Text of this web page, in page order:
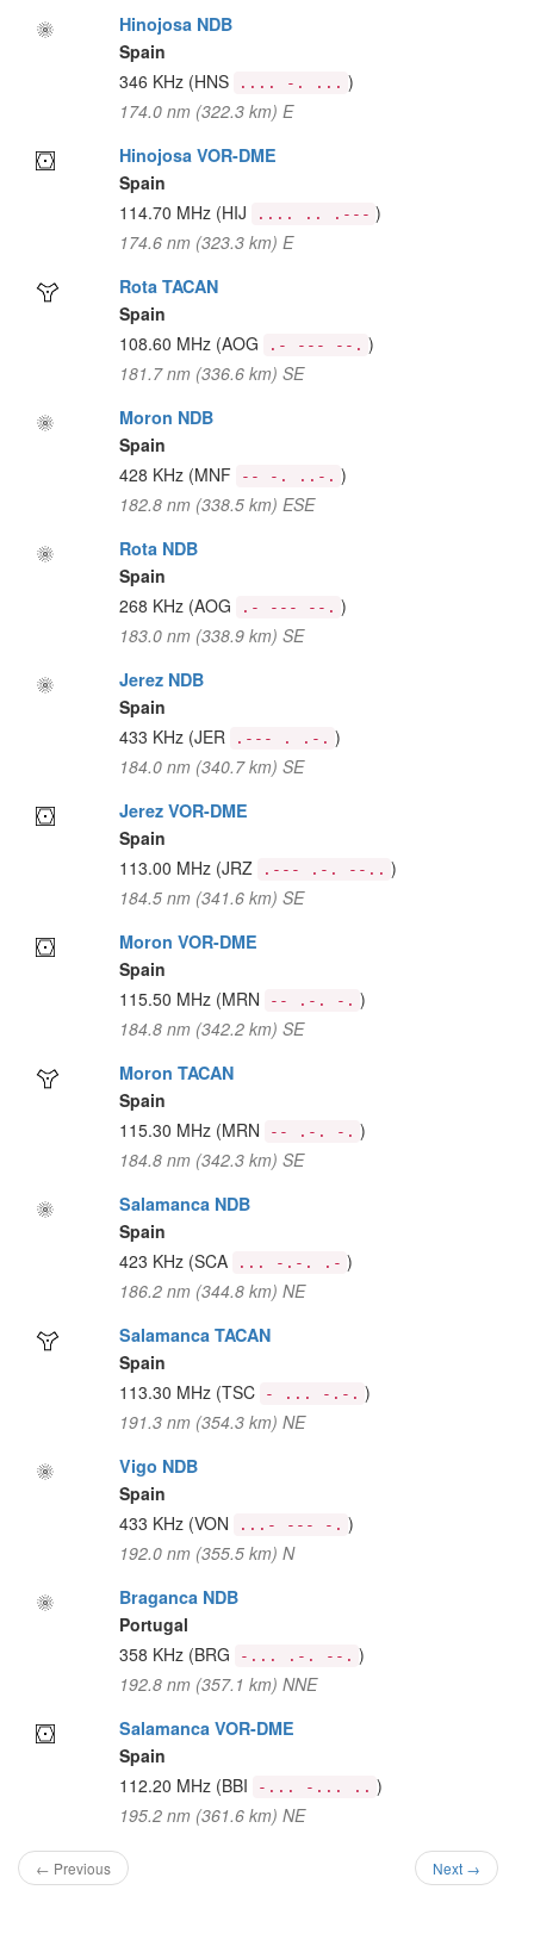
Hinojosa NDB
Spain
346 KHz (HNS .... -. ... )
174.0 nm (322.3 km) E
Hinojosa VOR-DME
Spain
114.70 MHz (HIJ .... .. .--- )
174.6 nm (323.3 km) E
Rota TACAN
Spain
108.60 MHz (AOG .- --- --. )
181.7 nm (336.6 km) SE
Moron NDB
Spain
428 KHz (MNF -- -. ..-. )
182.8 nm (338.5 km) ESE
Rota NDB
Spain
268 KHz (AOG .- --- --. )
183.0 nm (338.9 km) SE
Jerez NDB
Spain
433 KHz (JER .--- . .-. )
184.0 nm (340.7 km) SE
Jerez VOR-DME
Spain
113.00 MHz (JRZ .--- .-. --.. )
184.5 nm (341.6 km) SE
Moron VOR-DME
Spain
115.50 MHz (MRN -- .-. -. )
184.8 nm (342.2 km) SE
Moron TACAN
Spain
115.30 MHz (MRN -- .-. -. )
184.8 nm (342.3 km) SE
Salamanca NDB
Spain
423 KHz (SCA ... -.-. .- )
186.2 nm (344.8 km) NE
Salamanca TACAN
Spain
113.30 MHz (TSC - ... -.-. )
191.3 nm (354.3 km) NE
Vigo NDB
Spain
433 KHz (VON ...- --- -. )
192.0 nm (355.5 km) N
Braganca NDB
Portugal
358 KHz (BRG -... .-. --. )
192.8 nm (357.1 km) NNE
Salamanca VOR-DME
Spain
112.20 MHz (BBI -... -... .. )
195.2 nm (361.6 km) NE
← Previous Next →